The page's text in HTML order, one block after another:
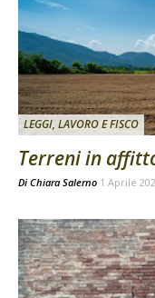
LEGGI, LAVORO E FISCO
Terreni in
Di Chiara Salerno 1 Aprile